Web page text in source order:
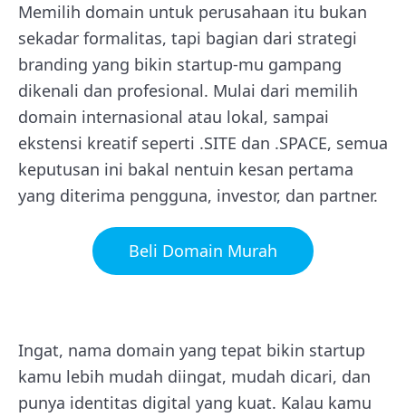
Memilih domain untuk perusahaan itu bukan
sekadar formalitas, tapi bagian dari strategi
branding yang bikin startup-mu gampang
dikenali dan profesional. Mulai dari memilih
domain internasional atau lokal, sampai
ekstensi kreatif seperti .SITE dan .SPACE, semua
keputusan ini bakal nentuin kesan pertama
yang diterima pengguna, investor, dan partner.
Beli Domain Murah
Ingat, nama domain yang tepat bikin startup
kamu lebih mudah diingat, mudah dicari, dan
punya identitas digital yang kuat. Kalau kamu